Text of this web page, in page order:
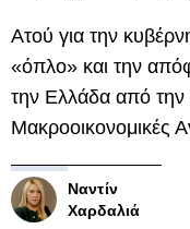
Ατού για την
«όπλο» και την
την Ελλάδα από την
Μακροοικονομικές
Ναντίν
Χαρδαλιά